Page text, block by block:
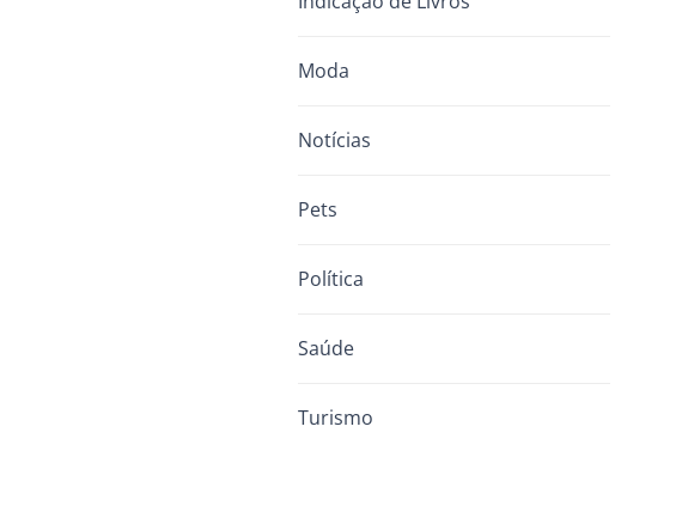
Moda
Notícias
Pets
Política
Saúde
Turismo